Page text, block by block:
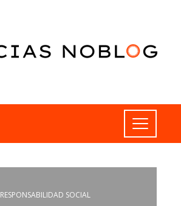
RESPONSABILIDAD SOCIAL